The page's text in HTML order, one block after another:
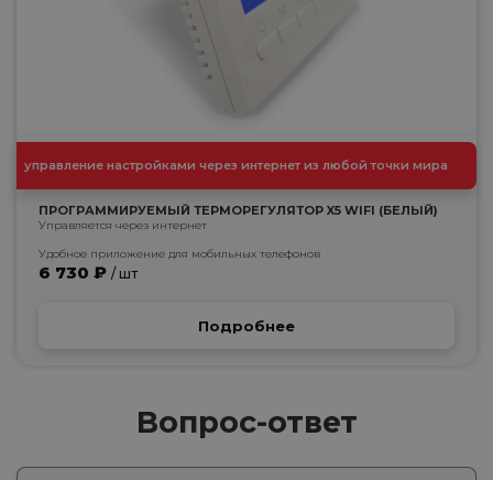
управление настройками через интернет из любой точки мира
ПРОГРАММИРУЕМЫЙ ТЕРМОРЕГУЛЯТОР X5 WIFI (БЕЛЫЙ)
Управляется через интернет
Удобное приложение для мобильных телефонов
6 730 ₽ / шт
Подробнее
Вопрос-ответ